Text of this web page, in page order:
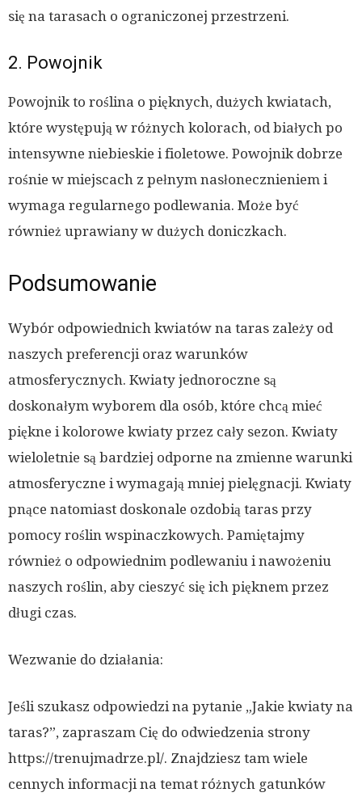
się na tarasach o ograniczonej przestrzeni.
2. Powojnik
Powojnik to roślina o pięknych, dużych kwiatach,
które występują w różnych kolorach, od białych po
intensywne niebieskie i fioletowe. Powojnik dobrze
rośnie w miejscach z pełnym nasłonecznieniem i
wymaga regularnego podlewania. Może być
również uprawiany w dużych doniczkach.
Podsumowanie
Wybór odpowiednich kwiatów na taras zależy od
naszych preferencji oraz warunków
atmosferycznych. Kwiaty jednoroczne są
doskonałym wyborem dla osób, które chcą mieć
piękne i kolorowe kwiaty przez cały sezon. Kwiaty
wieloletnie są bardziej odporne na zmienne warunki
atmosferyczne i wymagają mniej pielęgnacji. Kwiaty
pnące natomiast doskonale ozdobią taras przy
pomocy roślin wspinaczkowych. Pamiętajmy
również o odpowiednim podlewaniu i nawożeniu
naszych roślin, aby cieszyć się ich pięknem przez
długi czas.
Wezwanie do działania:
Jeśli szukasz odpowiedzi na pytanie „Jakie kwiaty na
taras?”, zapraszam Cię do odwiedzenia strony
https://trenujmadrze.pl/. Znajdziesz tam wiele
cennych informacji na temat różnych gatunków